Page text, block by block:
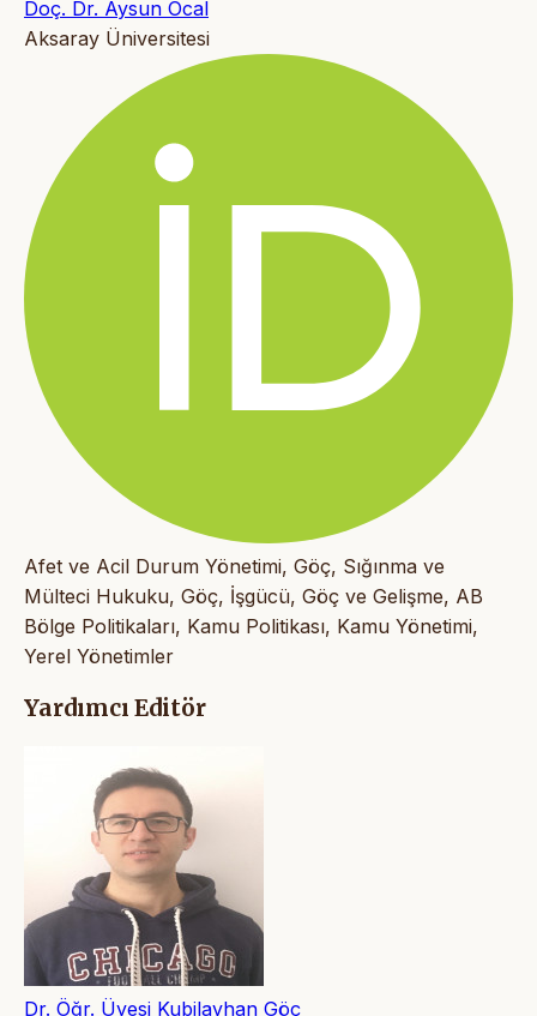
Doç. Dr. Aysun Öcal
Aksaray Üniversitesi
Afet ve Acil Durum Yönetimi, Göç, Sığınma ve
Mülteci Hukuku, Göç, İşgücü, Göç ve Gelişme, AB
Bölge Politikaları, Kamu Politikası, Kamu Yönetimi,
Yerel Yönetimler
Yardımcı Editör
Dr. Öğr. Üyesi Kubilayhan Göç